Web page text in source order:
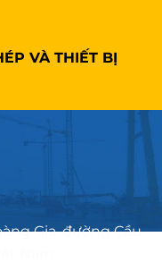
VÀ THIẾT BỊ
Gia, đường Cầu